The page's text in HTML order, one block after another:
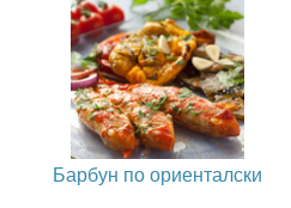
Барбун по ориенталски